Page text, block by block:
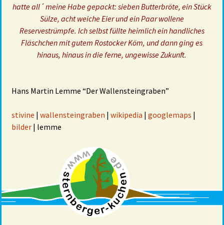
hatte all´ meine Habe gepackt: sieben Butterbröte, ein Stück
Sülze, acht weiche Eier und ein Paar wollene
Reservestrümpfe. Ich selbst füllte heimlich ein handliches
Fläschchen mit gutem Rostocker Köm, und dann ging es
hinaus, hinaus in die ferne, ungewisse Zukunft.
Hans Martin Lemme “Der Wallensteingraben”
stivine | wallensteingraben | wikipedia | googlemaps |
bilder | lemme